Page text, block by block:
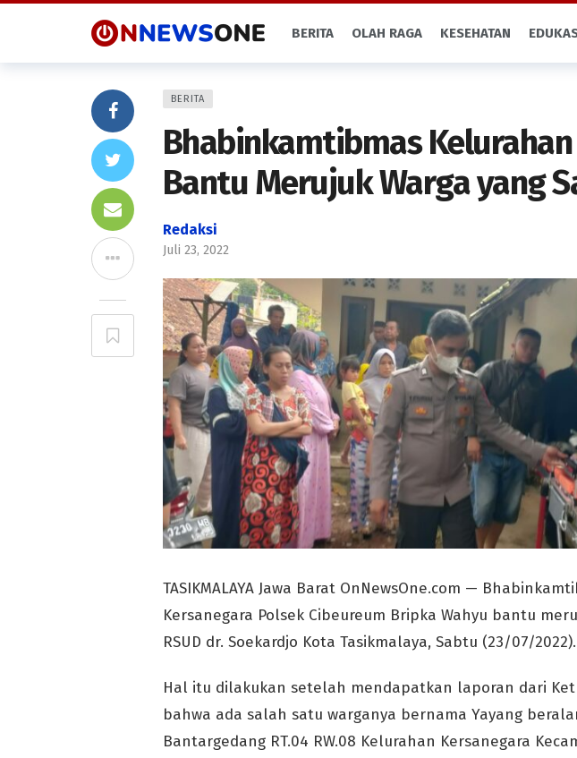
BERITA OLAH RAGA KESEHATAN
BERITA
Bhabinkamtibmas
Bantu Merujuk Warga yang
Redaksi
Juli 23, 2022
TASIKMALAYA Jawa Barat OnNewsOne.com —
Kersanegara Polsek Cibeureum Bripka Wahyu bantu
RSUD dr. Soekardjo Kota Tasikmalaya, Sabtu (23/07/2022).
Hal itu dilakukan setelah mendapatkan laporan dari
bahwa ada salah satu warganya bernama Yayang
Bantargedang RT.04 RW.08 Kelurahan Kersanegara